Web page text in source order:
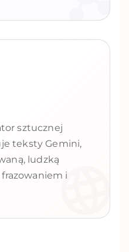
sztucznej
teksty Gemini,
ludzką
i